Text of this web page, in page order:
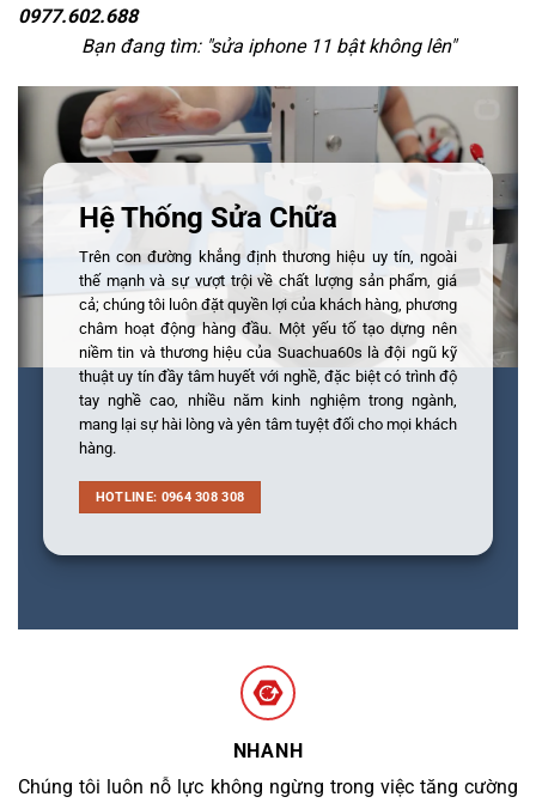
0977.602.688
Bạn đang tìm: "sửa iphone 11 bật không lên"
Hệ Thống Sửa Chữa
Trên con đường khẳng định thương hiệu uy tín, ngoài
thế mạnh và sự vượt trội về chất lượng sản phẩm, giá
cả; chúng tôi luôn đặt quyền lợi của khách hàng, phương
châm hoạt động hàng đầu. Một yếu tố tạo dựng nên
niềm tin và thương hiệu của Suachua60s là đội ngũ kỹ
thuật uy tín đầy tâm huyết với nghề, đặc biệt có trình độ
tay nghề cao, nhiều năm kinh nghiệm trong ngành,
mang lại sự hài lòng và yên tâm tuyệt đối cho mọi khách
hàng.
HOTLINE: 0964 308 308
NHANH
Chúng tôi luôn nỗ lực không ngừng trong việc tăng cường